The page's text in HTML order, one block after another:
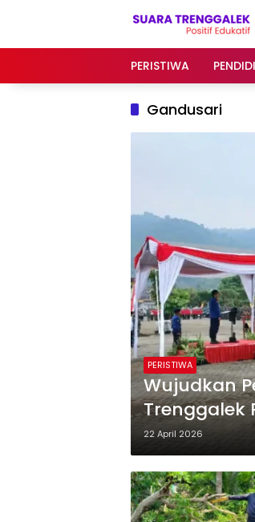
PERISTIWA
Gandusari
PERISTIWA
Wujudkan
Trenggalek
22 April 2026